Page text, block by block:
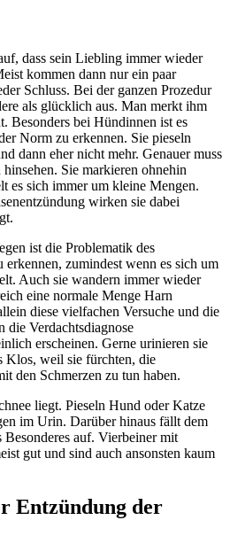
dass sein Liebling immer wieder
kommen dann nur ein paar
Schluss. Bei der ganzen Prozedur
als glücklich aus. Man merkt ihm
Besonders bei Hündinnen ist es
Norm zu erkennen. Sie pieseln
dann eher nicht mehr. Genauer muss
Sie markieren ohnehin
es sich immer um kleine Mengen.
wirken sie dabei
ist die Problematik des
erkennen, zumindest wenn es sich um
Auch sie wandern immer wieder
eine normale Menge Harn
diese vielfachen Versuche und die
die Verdachtsdiagnose
erscheinen. Gerne urinieren sie
Klos, weil sie fürchten, die
den Schmerzen zu tun haben.
liegt. Pieseln Hund oder Katze
im Urin. Darüber hinaus fällt dem
auf. Vierbeiner mit
gut und sind auch ansonsten kaum
Entzündung der